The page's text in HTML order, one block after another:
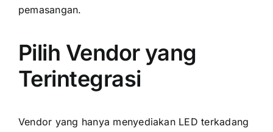
pemasangan.
Pilih Vendor yang
Terintegrasi
Vendor yang hanya menyediakan LED terkadang